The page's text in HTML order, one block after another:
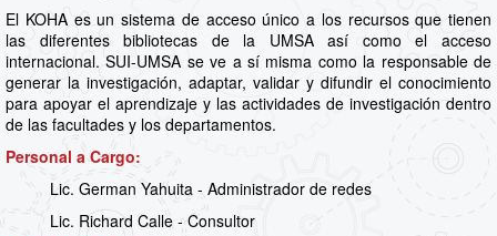
El KOHA es un sistema de acceso único a los recursos que tienen
las diferentes bibliotecas de la UMSA así como el acceso
internacional. SUI-UMSA se ve a sí misma como la responsable de
generar la investigación, adaptar, validar y difundir el conocimiento
para apoyar el aprendizaje y las actividades de investigación dentro
de las facultades y los departamentos.
Personal a Cargo:
Lic. German Yahuita - Administrador de redes
Lic. Richard Calle - Consultor